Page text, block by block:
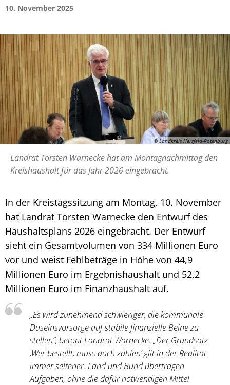
10. November 2025
© Landkreis Hersfeld-Rotenburg
Landrat Torsten Warnecke hat am Montagnachmittag den
Kreishaushalt für das Jahr 2026 eingebracht.
In der Kreistagssitzung am Montag, 10. November
hat Landrat Torsten Warnecke den Entwurf des
Haushaltsplans 2026 eingebracht. Der Entwurf
sieht ein Gesamtvolumen von 334 Millionen Euro
vor und weist Fehlbeträge in Höhe von 44,9
Millionen Euro im Ergebnishaushalt und 52,2
Millionen Euro im Finanzhaushalt auf.
„Es wird zunehmend schwieriger, die kommunale
Daseinsvorsorge auf stabile finanzielle Beine zu
stellen“, betont Landrat Warnecke. „Der Grundsatz
‚Wer bestellt, muss auch zahlen‘ gilt in der Realität
immer seltener. Land und Bund übertragen
Aufgaben, ohne die dafür notwendigen Mittel